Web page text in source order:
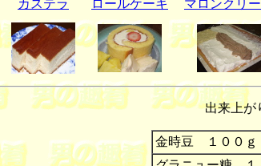
カステラ ロールケーキ マロンクリ
出来上が
金時豆 １００ｇ